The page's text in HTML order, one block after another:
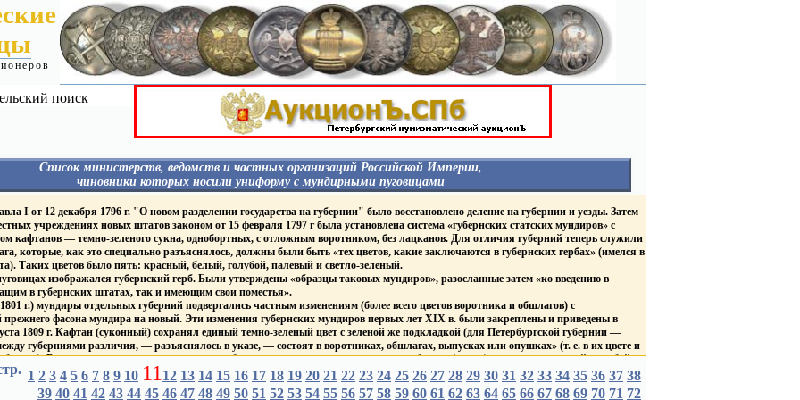
поиск
Список министерств, ведомств и частных организаций Российской Империи,
чиновники которых носили униформу с мундирными пуговицами
Гражданские 1827-1857
Гражданские 1857-1917
Гражданские 1917
Гражданские - Царство Польское
Гражданские - Великое Княжество
Финляндское
ИМПЕРАТОРСКИЙ ДВОР
Дворцовые Правления
Придворн. Ведом.
Академия Художеств
Публ. Библиотека и Румянцев.
музеум
Капитул Императорских
и Царских Орденов
Mин. и вед. имевшие
на пуговицах Столп Закона
МИН. ФИНАНСОВ
Фабр. Инсп.
Гос. банки
Пограничная стража
Таможенная и акцизная
службы
МИН. ГОС. ИМУЩЕСТВ
Корпус горных инженеров
ПОЖАРНЫЕ ОБЩЕСТВА
ПОЧТ. - ТЕЛЕГРАФ. ВЕД.
ГРАЖДАНСКИЙ ФЛОТ
Торговый Флот
Яхт-клубы
ГРАЖДАНСКИЕ УЧЕБНЫЕ
ЗАВЕДЕНИЯ
ВУЗы
НЕГОСУДАРСТВЕННЫЕ
ОРГАНИЗАЦИИ
ГУБЕРНИИ И ГОРОДА
Россия
Курская Губерния
ВЕД. БЛАГОТВ. УЧРЕЖД.
ЛИВРЕЙНЫЕ С
ДВОРЯНСКИМИ
ГЕРБАМИ
Россия
Царство Польское
С брачными гербами
короны
I от 12 декабря 1796 г. "О новом разделении государства на губернии" было восстановлено деление на губернии и уезды. Затем
учреждениях новых штатов законом от 15 февраля 1797 г была установлена система «губернских статских мундиров» с
кафтанов — темно-зеленого сукна, однобортных, с отложным воротником, без лацканов. Для отличия губерний теперь служили
которые, как это специально разъяснялось, должны были быть «тех цветов, какие заключаются в губернских гербах» (имелся в
Таких цветов было пять: красный, белый, голубой, палевый и светло-зеленый.
изображался губернский герб. Были утверждены «образцы таковых мундиров», разосланные затем «ко введению в
в губернских штатах, так и имеющим свои поместья».
г.) мундиры отдельных губерний подвергались частным изменениям (более всего цветов воротника и обшлагов) с
прежнего фасона мундира на новый. Эти изменения губернских мундиров первых лет XIX в. были закреплены и приведены в
1809 г. Кафтан (суконный) сохранял единый темно-зеленый цвет с зеленой же подкладкой (для Петербургской губернии —
губерниями различия, — разъяснялось в указе, — состоят в воротниках, обшлагах, выпусках или опушках» (т. е. в их цвете и
В зависимости от цвета воротника и обшлагов устанавливалось восемь «разборов» (групп) мундиров: красный, голубой,
черный, темно-синий, фиолетовый, малиновый и оранжевый
мундиры для генерал-губернаторов, гражданских губернаторов и вице-губернаторов «по цветам, каждой губернии
1 2 3 4 5 6 7 8 9 10 11 12 13 14 15 16 17 18 19 20 21 22 23 24 25 26 27 28 29 30 31 32 33 34 35 36 37 38
39 40 41 42 43 44 45 46 47 48 49 50 51 52 53 54 55 56 57 58 59 60 61 62 63 64 65 66 67 68 69 70 71 72